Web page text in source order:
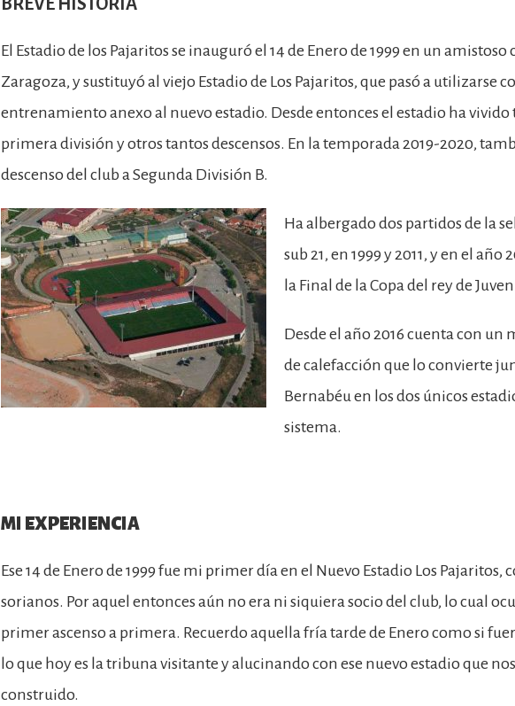
El Estadio de los Pajaritos se inauguró el 14 de Enero de 1999 en un amistoso
Zaragoza, y sustituyó al viejo Estadio de Los Pajaritos, que pasó a utilizarse
entrenamiento anexo al nuevo estadio. Desde entonces el estadio ha vivido
primera división y otros tantos descensos. En la temporada 2019-2020,
descenso del club a Segunda División B.
Ha albergado dos partidos de la
sub 21, en 1999 y 2011, y en el año
la Final de la Copa del rey de
Desde el año 2016 cuenta con un
de calefacción que lo convierte
Bernabéu en los dos únicos
sistema.
MI EXPERIENCIA
Ese 14 de Enero de 1999 fue mi primer día en el Nuevo Estadio Los Pajaritos,
sorianos. Por aquel entonces aún no era ni siquiera socio del club, lo cual
primer ascenso a primera. Recuerdo aquella fría tarde de Enero como si
lo que hoy es la tribuna visitante y alucinando con ese nuevo estadio que
construido.